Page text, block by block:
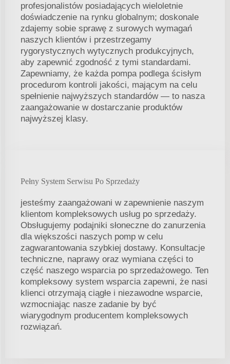
profesjonalistów posiadających wieloletnie
doświadczenie na rynku globalnym; doskonale
zdajemy sobie sprawę z surowych wymagań
naszych klientów i przestrzegamy
rygorystycznych wytycznych produkcyjnych,
aby zapewnić zgodność z tymi standardami.
Zapewniamy, że każda pompa podlega ścisłym
procedurom kontroli jakości, mającym na celu
spełnienie najwyższych standardów — to nasza
zaangażowanie w dostarczanie produktów
najwyższej klasy.
Pełny System Serwisu Po Sprzedaży
jesteśmy zaangażowani w zapewnienie naszym
klientom kompleksowych usług po sprzedaży.
Obsługujemy podajniki słoneczne do zanurzenia
dla większości naszych pomp w celu
zagwarantowania szybkiej dostawy. Konsultacje
techniczne, naprawy oraz wymiana części to
część naszego wsparcia po sprzedażowego. Ten
kompleksowy system wsparcia zapewni, że nasi
klienci otrzymają ciągłe i niezawodne wsparcie,
wzmocniając nasze zadanie by być
wiarygodnym producentem kompleksowych
rozwiązań.